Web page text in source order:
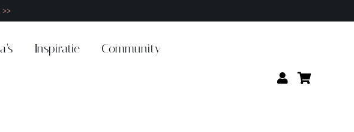
>>
Inspiratie Community